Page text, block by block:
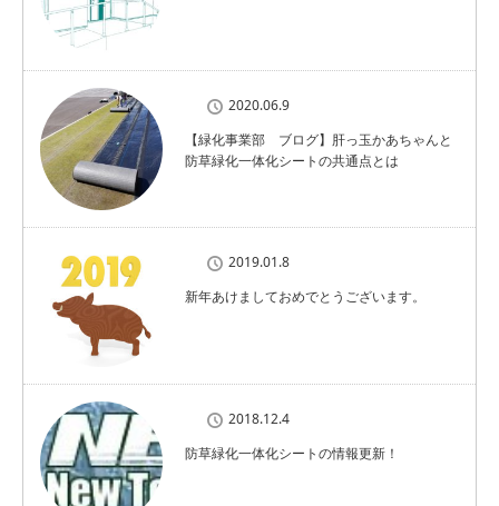
2020.06.9
【緑化事業部 ブログ】肝っ玉かあちゃんと
防草緑化一体化シートの共通点とは
2019.01.8
新年あけましておめでとうございます。
2018.12.4
防草緑化一体化シートの情報更新！